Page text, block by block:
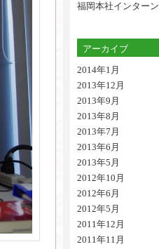
福岡本社インターン
アーカイブ
2014年1月
2013年12月
2013年9月
2013年8月
2013年7月
2013年6月
2013年5月
2012年10月
2012年6月
2012年5月
2011年12月
2011年11月